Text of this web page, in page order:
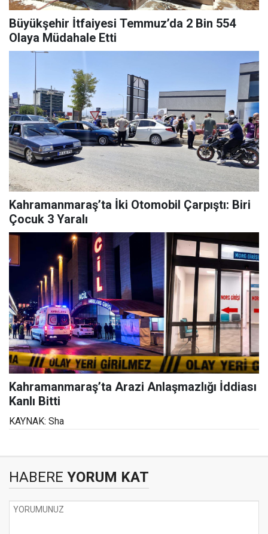
Büyükşehir İtfaiyesi Temmuz’da 2 Bin 554
Olaya Müdahale Etti
Kahramanmaraş’ta İki Otomobil Çarpıştı: Biri
Çocuk 3 Yaralı
Kahramanmaraş’ta Arazi Anlaşmazlığı İddiası
Kanlı Bitti
KAYNAK: Sha
HABERE YORUM KAT